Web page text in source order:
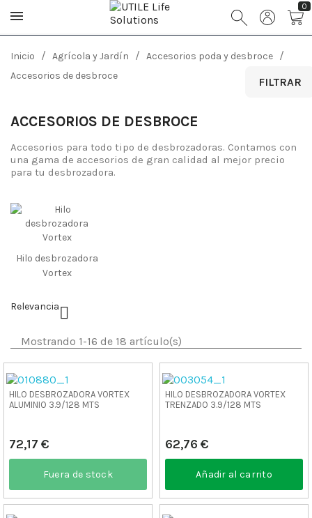
0
Inicio Agrícola y Jardín
Accesorios poda y desbroce
Accesorios de desbroce
ACCESORIOS DE DESBROCE
Accesorios para todo tipo de desbrozadoras. Contamos con
una gama de accesorios de gran calidad al mejor precio
para tu desbrozadora.
Hilo desbrozadora
Vortex
Relevancia
FILTRAR
Mostrando 1-16 de 18 artículo(s)
HILO DESBROZADORA VORTEX
ALUMINIO 3.9/128 MTS
72,17 €
Fuera de stock
HILO DESBROZADORA VORTEX
TRENZADO 3.9/128 MTS
62,76 €
Añadir al carrito